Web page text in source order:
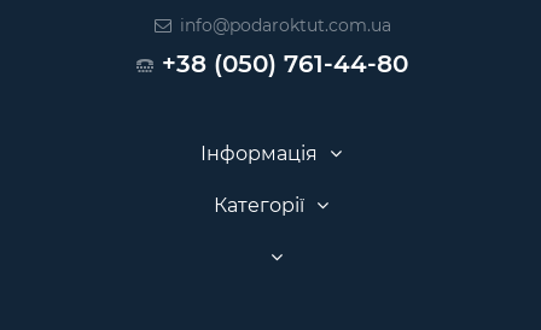
info@podaroktut.com.ua
+38 (050) 761-44-80
Інформація
Категорії